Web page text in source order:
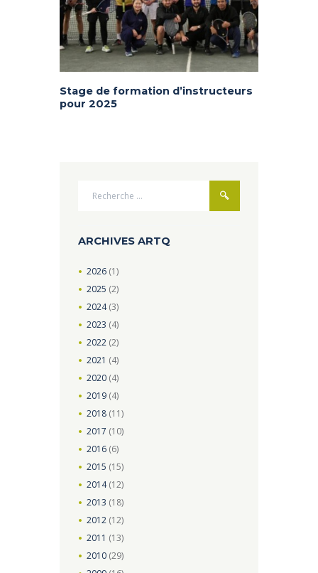
Stage de formation d’instructeurs
pour 2025
ARCHIVES ARTQ
2026 (1)
2025 (2)
2024(3)
2023 (4)
2022 (2)
2021 (4)
2020 (4)
2019 (4)
2018 (11)
2017 (10)
2016 (6)
2015 (15)
2014(12)
2013 (18)
2012 (12)
2011 (13)
2010 (29)